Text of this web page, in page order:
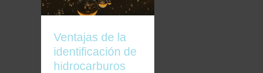
Ventajas de la
identificación de
hidrocarburos